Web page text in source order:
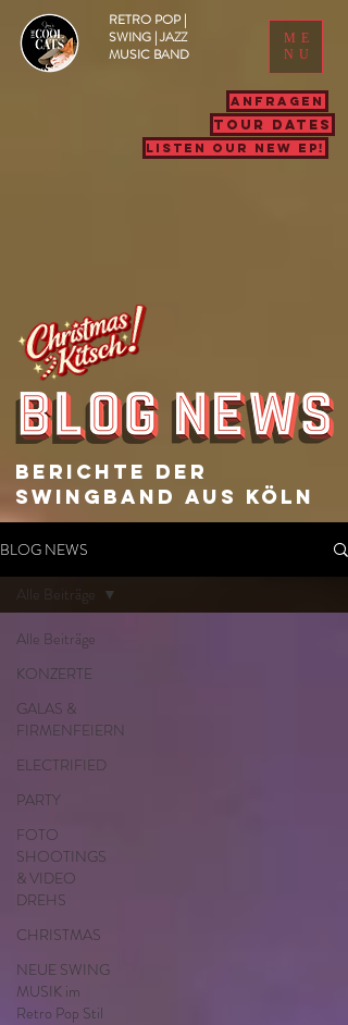
ME
NU
RETRO POP |
SWING | JAZZ
MUSIC BAND
ANFRAGEN
TOUR DATES
LISTEN OUR NEW EP!
Berichte Der
SWingband aus Köln
BLOG NEWS
Alle Beiträge
KONZERTE
GALAS &
FIRMENFEIERN
ELECTRIFIED
PARTY
FOTO
SHOOTINGS
& VIDEO
DREHS
CHRISTMAS
NEUE SWING
MUSIK im
Retro Pop Stil
Alle Beiträge